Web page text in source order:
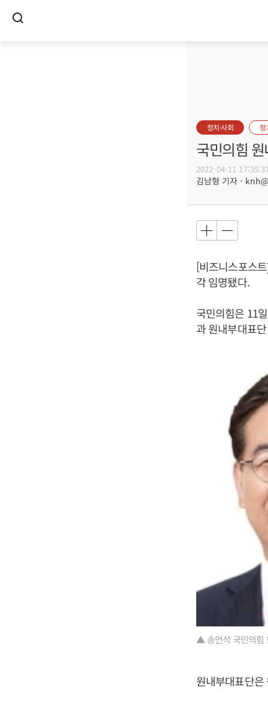
정치·사회 정
국민의힘
2022-04-11
김남형 기자 -
[비즈니스포스
각 임명됐다.
국민의힘은 11
과 원내부대표
▲ 송언석 국민의힘
원내부대표단